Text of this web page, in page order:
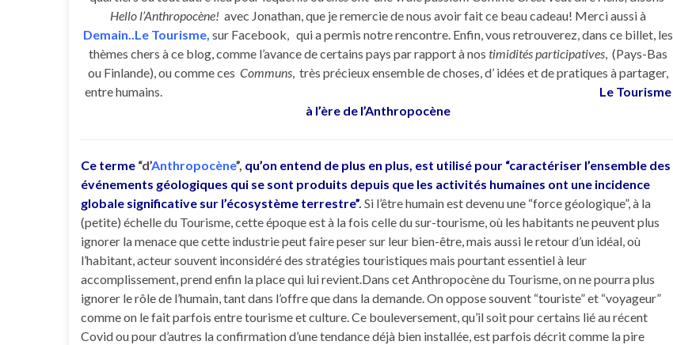
Hello l’Anthropocène! avec Jonathan, que je remercie de nous avoir fait ce beau cadeau! Merci aussi à
Demain..Le Tourisme, sur Facebook, qui a permis notre rencontre. Enfin, vous retrouverez, dans ce billet, les
thèmes chers à ce blog, comme l’avance de certains pays par rapport à nos timidités participatives, (Pays-Bas
ou Finlande), ou comme ces Communs, très précieux ensemble de choses, d’ idées et de pratiques à partager,
entre humains. Le Tourisme
à l’ère de l’Anthropocène
Ce terme “d’Anthropocène”, qu’on entend de plus en plus, est utilisé pour “caractériser l’ensemble des
événements géologiques qui se sont produits depuis que les activités humaines ont une incidence
globale significative sur l’écosystème terrestre”. Si l’être humain est devenu une “force géologique”, à la
(petite) échelle du Tourisme, cette époque est à la fois celle du sur-tourisme, où les habitants ne peuvent plus
ignorer la menace que cette industrie peut faire peser sur leur bien-être, mais aussi le retour d’un idéal, où
l’habitant, acteur souvent inconsidéré des stratégies touristiques mais pourtant essentiel à leur
accomplissement, prend enfin la place qui lui revient.Dans cet Anthropocène du Tourisme, on ne pourra plus
ignorer le rôle de l’humain, tant dans l’offre que dans la demande. On oppose souvent “touriste” et “voyageur”
comme on le fait parfois entre tourisme et culture. Ce bouleversement, qu’il soit pour certains lié au récent
Covid ou pour d’autres la confirmation d’une tendance déjà bien installée, est parfois décrit comme la pire